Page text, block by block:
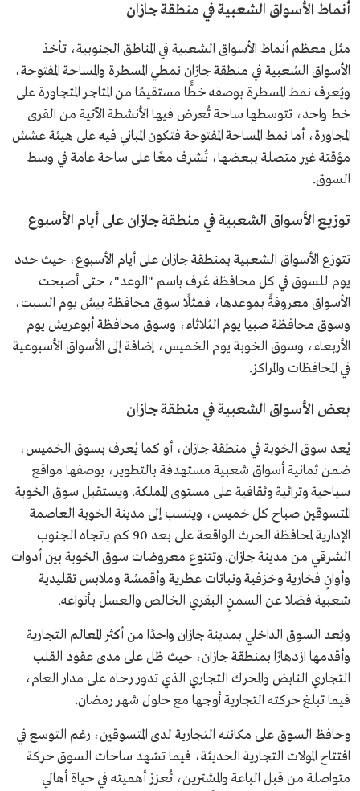
أنماط الأسواق الشعبية في منطقة جازان
مثل معظم أنماط الأسواق الشعبية في المناطق الجنوبية، تأخذ
الأسواق الشعبية في منطقة جازان نمطي المسطرة والمساحة المفتوحة،
ويُعرف نمط المسطرة بوصفه خطًّا مستقيمًا من المتاجر المتجاورة على
خط واحد، تتوسطها ساحة تُعرض فيها الأنشطة الآتية من القرى
المجاورة، أما نمط المساحة المفتوحة فتكون المباني فيه على هيئة عشش
مؤقتة غير متصلة ببعضها، تُشرف معًا على ساحة عامة في وسط
السوق.
توزيع الأسواق الشعبية في منطقة جازان على أيام الأسبوع
تتوزع الأسواق الشعبية بمنطقة جازان على أيام الأسبوع، حيث حدد
يوم للسوق في كل محافظة عُرف باسم "الوعد"، حتى أصبحت
الأسواق معروفةً بموعدها، فمثلًا سوق محافظة بيش يوم السبت،
وسوق محافظة صبيا يوم الثلاثاء، وسوق محافظة أبوعريش يوم
الأربعاء، وسوق الخوبة يوم الخميس، إضافة إلى الأسواق الأسبوعية
في المحافظات والمراكز.
بعض الأسواق الشعبية في منطقة جازان
يُعد سوق الخوبة في منطقة جازان، أو كما يُعرف بسوق الخميس،
ضمن ثمانية أسواق شعبية مستهدفة بالتطوير، بوصفها مواقع
سياحية وتراثية وثقافية على مستوى المملكة. ويستقبل سوق الخوبة
المتسوقين صباح كل خميس، وينسب إلى مدينة الخوبة العاصمة
الإدارية لمحافظة الحرث الواقعة على بعد 90 كم باتجاه الجنوب
الشرقي من مدينة جازان. وتتنوع معروضات سوق الخوبة بين أدوات
وأوانٍ فخارية وخزفية ونباتات عطرية وأقمشة وملابس تقليدية
شعبية فضلا عن السمنٍ البقري الخالص والعسل بأنواعه.
ويُعد السوق الداخلي بمدينة جازان واحدًا من أكثر المعالم التجارية
وأقدمها ازدهارًا بمنطقة جازان، حيث ظل على مدى عقود القلب
التجاري النابض والمحرك التجاري الذي تدور رحاه على مدار العام،
فيما تبلغ حركته التجارية أوجها مع حلول شهر رمضان.
وحافظ السوق على مكانته التجارية لدى المتسوقين، رغم التوسع في
افتتاح المولات التجارية الحديثة، فيما تشهد ساحات السوق حركة
متواصلة من قبل الباعة والمشترين، تُعزز أهميته في حياة أهالي